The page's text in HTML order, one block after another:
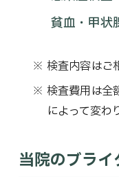
貧血・甲状
検査内容はご
検査費用は全
によって変わ
当院のブラ